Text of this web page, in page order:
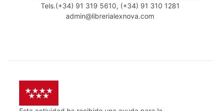
Tels.(+34) 91 319 5610, (+34) 91 310 1281
admin@librerialexnova.com